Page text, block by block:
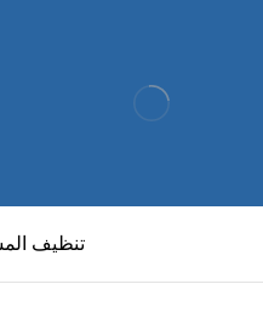
تنظيف